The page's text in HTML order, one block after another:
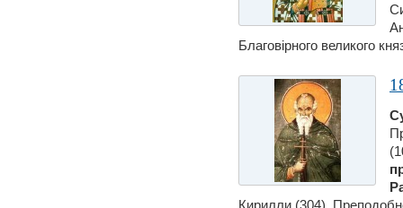
Благовірного великого
Кирилли (304).